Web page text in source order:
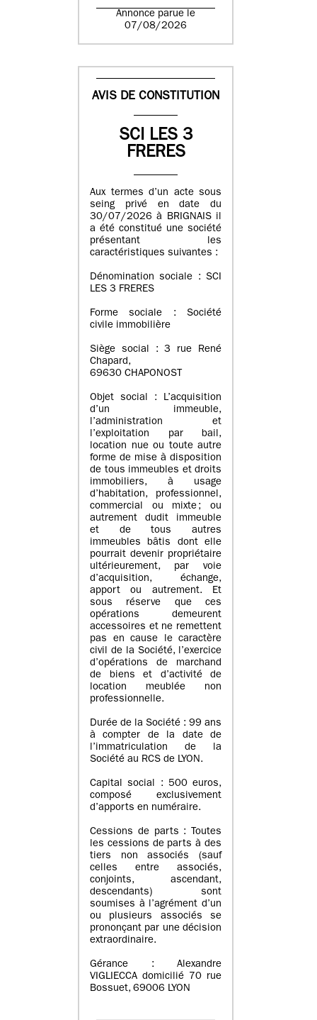
Annonce parue le
07/08/2026
AVIS DE CONSTITUTION
SCI LES 3
FRERES
Aux termes d’un acte sous
seing privé en date du
30/07/2026 à BRIGNAIS il
a été constitué une société
présentant les
caractéristiques suivantes :
Dénomination sociale : SCI
LES 3 FRERES
Forme sociale : Société
civile immobilière
Siège social : 3 rue René
Chapard,
69630 CHAPONOST
Objet social : L’acquisition
d’un immeuble,
l’administration et
l’exploitation par bail,
location nue ou toute autre
forme de mise à disposition
de tous immeubles et droits
immobiliers, à usage
d’habitation, professionnel,
commercial ou mixte ; ou
autrement dudit immeuble
et de tous autres
immeubles bâtis dont elle
pourrait devenir propriétaire
ultérieurement, par voie
d’acquisition, échange,
apport ou autrement. Et
sous réserve que ces
opérations demeurent
accessoires et ne remettent
pas en cause le caractère
civil de la Société, l’exercice
d’opérations de marchand
de biens et d’activité de
location meublée non
professionnelle.
Durée de la Société : 99 ans
à compter de la date de
l’immatriculation de la
Société au RCS de LYON.
Capital social : 500 euros,
composé exclusivement
d’apports en numéraire.
Cessions de parts : Toutes
les cessions de parts à des
tiers non associés (sauf
celles entre associés,
conjoints, ascendant,
descendants) sont
soumises à l’agrément d’un
ou plusieurs associés se
prononçant par une décision
extraordinaire.
Gérance : Alexandre
VIGLIECCA domicilié 70 rue
Bossuet, 69006 LYON